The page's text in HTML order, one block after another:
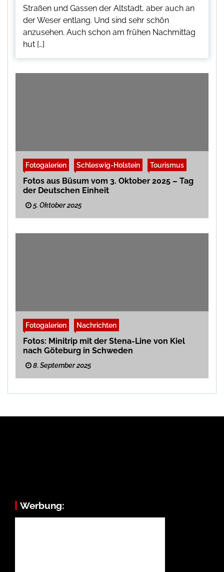
Straßen und Gassen der Altstadt, aber auch an
der Weser entlang. Und sind sehr schön
anzusehen. Auch schon am frühen Nachmittag
hut […]
Fotogalerien Schleswig-Holstein Tourismus
Fotos aus Büsum vom 3. Oktober 2025 – Tag
der Deutschen Einheit
5. Oktober 2025
Fotogalerien Nachrichten
Fotos: Minitrip mit der Stena-Line von Kiel
nach Göteburg in Schweden
8. September 2025
Werbung: